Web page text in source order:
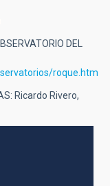
DEL
roque.htm
Ricardo Rivero,